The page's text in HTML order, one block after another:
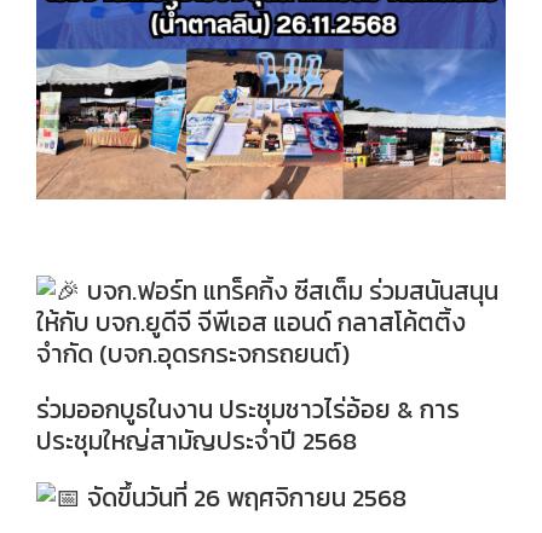
บจก.ฟอร์ท แทร็คกิ้ง ซีสเต็ม ร่วมสนันสนุน
ให้กับ บจก.ยูดีจี จีพีเอส แอนด์ กลาสโค้ตติ้ง
จำกัด (บจก.อุดรกระจกรถยนต์)
ร่วมออกบูธในงาน ประชุมชาวไร่อ้อย & การ
ประชุมใหญ่สามัญประจำปี 2568
จัดขึ้นวันที่ 26 พฤศจิกายน 2568